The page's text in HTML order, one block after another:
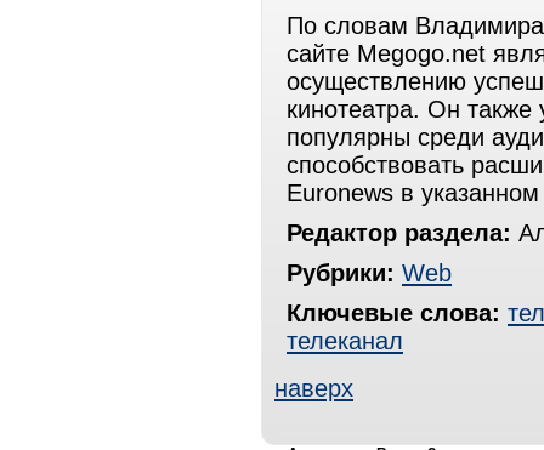
По словам
сайте Megogo.net
осуществлению
кинотеатра. Он
популярны среди
способствовать
Euronews в
Редактор раздела:
Рубрики: Web
Ключевые слова:
телеканал
наверх